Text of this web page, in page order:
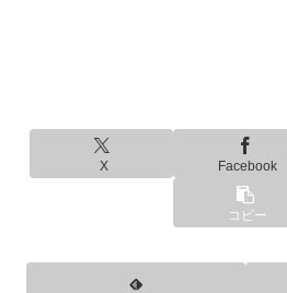
X Facebook
コピー